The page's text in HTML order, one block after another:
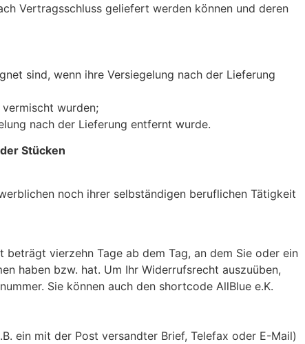
Vertragsschluss geliefert werden können und deren
sind, wenn ihre Versiegelung nach der Lieferung
wurden;
nach der Lieferung entfernt wurde.
Stücken
noch ihrer selbständigen beruflichen Tätigkeit
vierzehn Tage ab dem Tag, an dem Sie oder ein
haben bzw. hat. Um Ihr Widerrufsrecht auszuüben,
Sie können auch den shortcode AllBlue e.K.
ein mit der Post versandter Brief, Telefax oder E-Mail)